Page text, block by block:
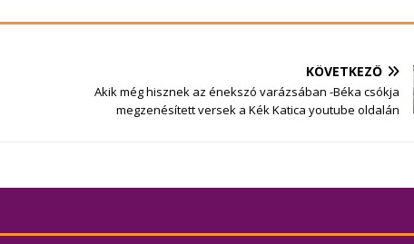
KÖVETKEZŐ
Akik még hisznek az énekszó varázsában -Béka csókja
megzenésített versek a Kék Katica youtube oldalán